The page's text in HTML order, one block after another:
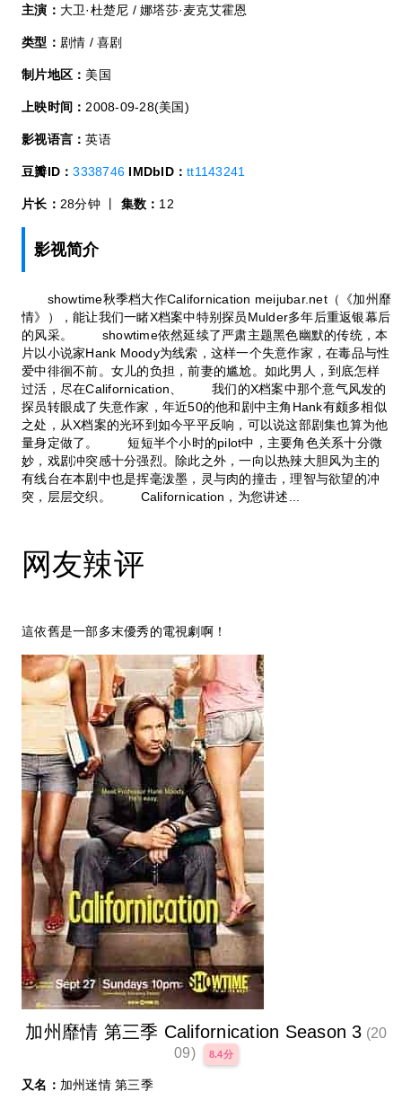
主演： 大卫·杜楚尼 / 娜塔莎·麦克艾霍恩
类型： 剧情 / 喜剧
制片地区： 美国
上映时间： 2008-09-28(美国)
影视语言：英语
豆瓣ID：3338746 IMDbID：tt1143241
片长： 28分钟 丨 集数： 12
影视简介
showtime秋季档大作Californication meijubar.net（《加州靡
情》），能让我们一睹X档案中特别探员Mulder多年后重返银幕后
的风采。 showtime依然延续了严肃主题黑色幽默的传统，本
片以小说家Hank Moody为线索，这样一个失意作家，在毒品与性
爱中徘徊不前。女儿的负担，前妻的尴尬。如此男人，到底怎样
过活，尽在Californication、 我们的X档案中那个意气风发的
探员转眼成了失意作家，年近50的他和剧中主角Hank有颇多相似
之处，从X档案的光环到如今平平反响，可以说这部剧集也算为他
量身定做了。 短短半个小时的pilot中，主要角色关系十分微
妙，戏剧冲突感十分强烈。除此之外，一向以热辣大胆风为主的
有线台在本剧中也是挥毫泼墨，灵与肉的撞击，理智与欲望的冲
突，层层交织。 Californication，为您讲述...
网友辣评
這依舊是一部多末優秀的電視劇啊！
加州靡情 第三季 Californication Season 3 (20
09)
8.4分
又名： 加州迷情 第三季